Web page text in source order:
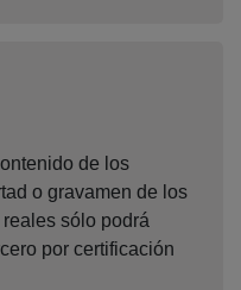
de los
o gravamen de los
sólo podrá
por certificación